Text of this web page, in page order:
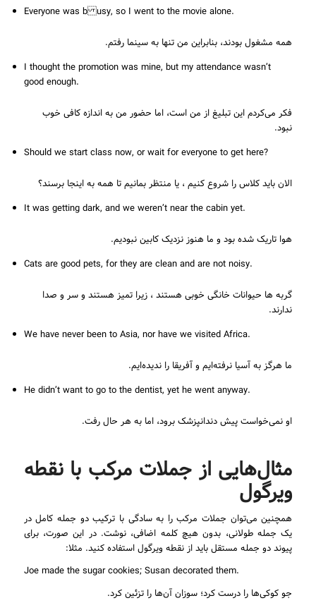
Everyone was b usy, so I went to the movie alone.
همه مشغول بودند، بنابراین من تنها به سینما رفتم.
I thought the promotion was mine, but my attendance wasn’t
good enough.
فکر می‌کردم این تبلیغ از من است، اما حضور من به اندازه کافی خوب
نبود.
Should we start class now, or wait for everyone to get here?
الان باید کلاس را شروع کنیم ، یا منتظر بمانیم تا همه به اینجا برسند؟
It was getting dark, and we weren’t near the cabin yet.
هوا تاریک شده بود و ما هنوز نزدیک کابین نبودیم.
Cats are good pets, for they are clean and are not noisy.
گربه ها حیوانات خانگی خوبی هستند ، زیرا تمیز هستند و سر و صدا
ندارند.
We have never been to Asia, nor have we visited Africa.
ما هرگز به آسیا نرفته‌ایم و آفریقا را ندیده‌ایم.
He didn’t want to go to the dentist, yet he went anyway.
او نمی‌خواست پیش دندانپزشک برود، اما به هر حال رفت.
مثال‌هایی از جملات مرکب با نقطه
ویرگول
همچنین می‌توان جملات مرکب را به سادگی با ترکیب دو جمله کامل در
یک جمله طولانی، بدون هیچ کلمه اضافی، نوشت. در این صورت، برای
پیوند دو جمله مستقل باید از نقطه ویرگول استفاده کنید. مثلا:
Joe made the sugar cookies; Susan decorated them.
جو کوکی‌ها را درست کرد؛ سوزان آن‌ها را تزئین کرد.